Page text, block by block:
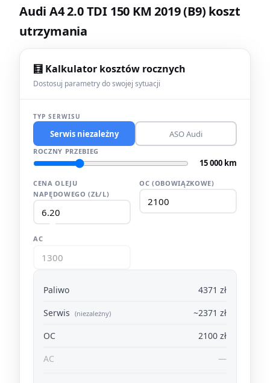
Audi A4 2.0 TDI 150 KM 2019 (B9) koszt
utrzymania
🧮 Kalkulator kosztów rocznych
Dostosuj parametry do swojej sytuacji
TYP SERWISU
Serwis niezależny ASO Audi
ROCZNY PRZEBIEG
15 000 km
CENA OLEJU
NAPĘDOWEGO (ZŁ/L)
OC (OBOWIĄZKOWE)
AC
Paliwo
4371 zł
Serwis (niezależny)
~2371 zł
OC
2100 zł
AC
—